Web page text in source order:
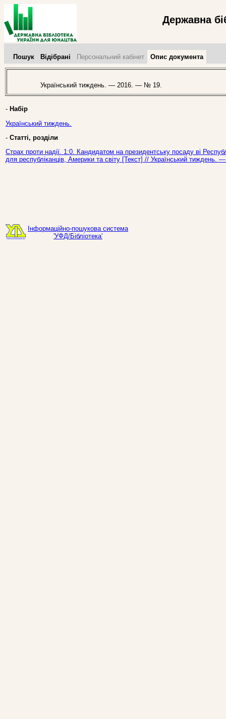
Державна
Пошук Відібрані Персональний кабінет Опис документа
Український тиждень. — 2016. — № 19.
- Набір
Український тиждень.
- Статті, розділи
Страх проти надії. 1:0. Кандидатом на президентську посаду ві
для республіканців, Америки та світу [Текст] // Український
Інформаційно-пошукова система
'УФД/Бібліотека'